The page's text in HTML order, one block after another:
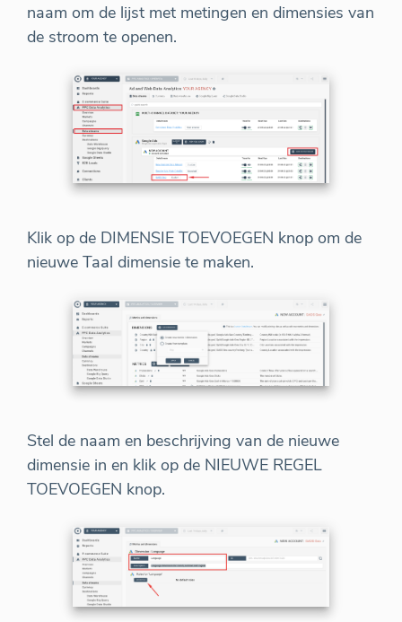
naam om de lijst met metingen en dimensies van
de stroom te openen.
Klik op de DIMENSIE TOEVOEGEN knop om de
nieuwe Taal dimensie te maken.
Stel de naam en beschrijving van de nieuwe
dimensie in en klik op de NIEUWE REGEL
TOEVOEGEN knop.